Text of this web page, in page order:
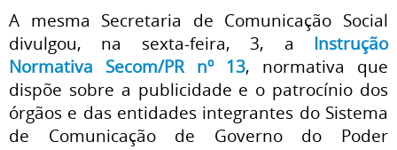
A mesma Secretaria de Comunicação Social
divulgou, na sexta-feira, 3, a Instrução
Normativa Secom/PR nº 13, normativa que
dispõe sobre a publicidade e o patrocínio dos
órgãos e das entidades integrantes do Sistema
de Comunicação de Governo do Poder